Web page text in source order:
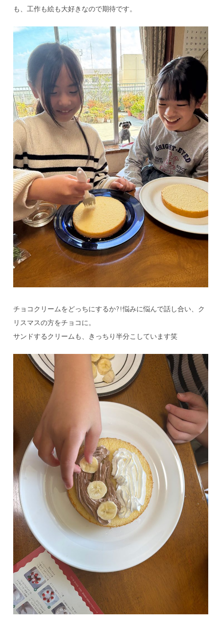
も、工作も絵も大好きなので期待です。
チョコクリームをどっちにするか?!悩みに悩んで話し合い、ク
リスマスの方をチョコに。
サンドするクリームも、きっちり半分こしています笑